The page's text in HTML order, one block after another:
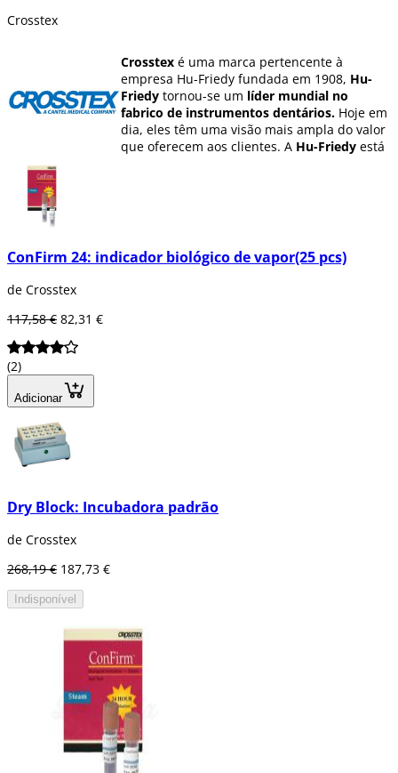
Crosstex
Crosstex é uma marca pertencente à
empresa Hu-Friedy fundada em 1908, Hu-
Friedy tornou-se um líder mundial no
fabrico de instrumentos dentários. Hoje em
dia, eles têm uma visão mais ampla do valor
que oferecem aos clientes. A Hu-Friedy está
Oferecemais de 10.000 produtosno seu
ejectores, máscaras e muito mais que pode
ConFirm 24: indicador biológico de vapor(25 pcs)
de Crosstex
117,58 € 82,31 €
(2)
Adicionar
Dry Block: Incubadora padrão
de Crosstex
268,19 € 187,73 €
Indisponível